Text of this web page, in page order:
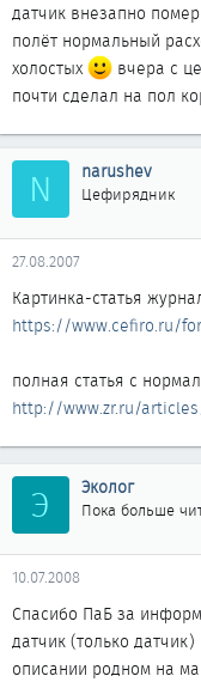
датчик внезапно
полёт нормальный
холостых
вчера с
почти сделал на пол
N narushev
Цефирядник
27.08.2007
Картинка-статья
https://www.cefiro.ru/
полная статья с
http://www.zr.ru/
Э Эколог
Пока больше
10.07.2008
Спасибо ПаБ за
датчик (только
описании родном на